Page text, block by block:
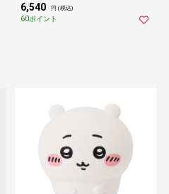
6,540 円 (税込)
60ポイント